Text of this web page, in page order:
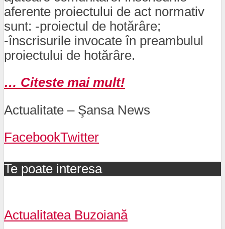
aferente proiectului de act normativ
sunt: -proiectul de hotărâre;
-înscrisurile invocate în preambulul
proiectului de hotărâre.
… Citeste mai mult!
Actualitate – Şansa News
FacebookTwitter
Te poate interesa
Actualitatea Buzoiană